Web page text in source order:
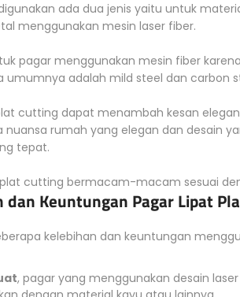
ada dua jenis yaitu untuk
menggunakan mesin laser fiber.
pagar menggunakan mesin fiber
umumnya adalah mild steel dan carbon
cutting dapat menambah kesan
nuansa rumah yang elegan dan desain
tepat.
cutting bermacam-macam sesuai
dan Keuntungan Pagar Lipat
kelebihan dan keuntungan
, pagar yang menggunakan desain